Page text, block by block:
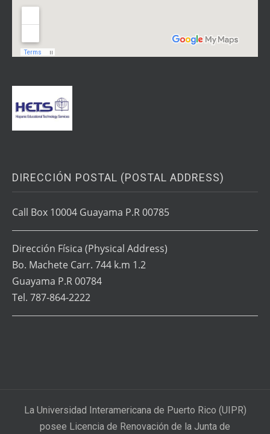
DIRECCIÓN POSTAL (POSTAL ADDRESS)
Call Box 10004 Guayama P.R 00785
Dirección Física (Physical Address)
Bo. Machete Carr. 744 k.m 1.2
Guayama P.R 00784
Tel. 787-864-2222
La Universidad Interamericana de Puerto Rico (UIPR)
posee Licencia de Renovación de la Junta de